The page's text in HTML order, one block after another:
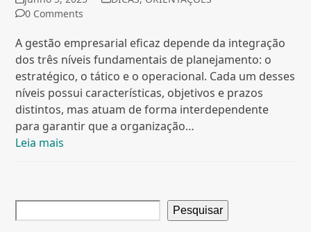
0 Comments
A gestão empresarial eficaz depende da integração
dos três níveis fundamentais de planejamento: o
estratégico, o tático e o operacional. Cada um desses
níveis possui características, objetivos e prazos
distintos, mas atuam de forma interdependente
para garantir que a organização…
Leia mais
Pesquisar